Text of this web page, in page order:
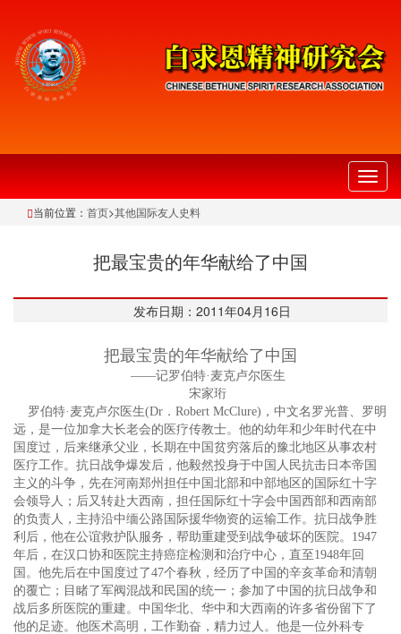
切
换
当前位置： 首页>其他国际友人史料
把最宝贵的年华献给了中国
发布日期：2011年04月16日
把最宝贵的年华献给了中国
——记罗伯特·麦克卢尔医生
宋家珩
罗伯特·麦克卢尔医生(Dr．Robert McClure)，中文名罗光普、罗明
远，是一位加拿大长老会的医疗传教士。他的幼年和少年时代在中
国度过，后来继承父业，长期在中国贫穷落后的豫北地区从事农村
医疗工作。抗日战争爆发后，他毅然投身于中国人民抗击日本帝国
主义的斗争，先在河南郑州担任中国北部和中部地区的国际红十字
会领导人；后又转赴大西南，担任国际红十字会中国西部和西南部
的负责人，主持沿中缅公路国际援华物资的运输工作。抗日战争胜
利后，他在公谊救护队服务，帮助重建受到战争破坏的医院。1947
年后，在汉口协和医院主持癌症检测和治疗中心，直至1948年回
国。他先后在中国度过了47个春秋，经历了中国的辛亥革命和清朝
的覆亡；目睹了军阀混战和民国的统一；参加了中国的抗日战争和
战后多所医院的重建。中国华北、华中和大西南的许多省份留下了
他的足迹。他医术高明，工作勤奋，精力过人。他是一位外科专